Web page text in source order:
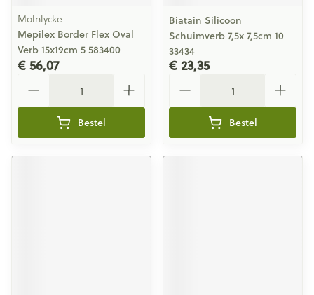
Molnlycke
Mepilex Border Flex Oval
Verb 15x19cm 5 583400
€ 56,07
Bestel
Biatain Silicoon
Schuimverb 7,5x 7,5cm 10
33434
€ 23,35
Bestel